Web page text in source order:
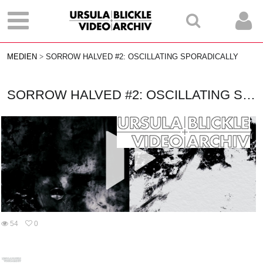
MEDIEN SORROW HALVED #2: OSCILLATING SPORADICALLY
SORROW HALVED #2: OSCILLATING SPORADICALLY
54
0